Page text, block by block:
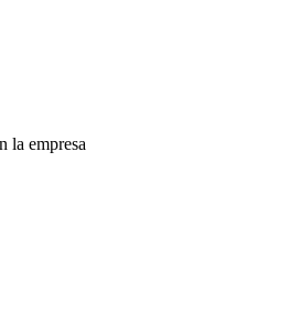
la empresa